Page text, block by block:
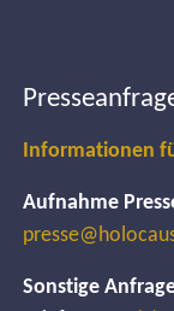
Informationen
Aufnahme
Sonstige